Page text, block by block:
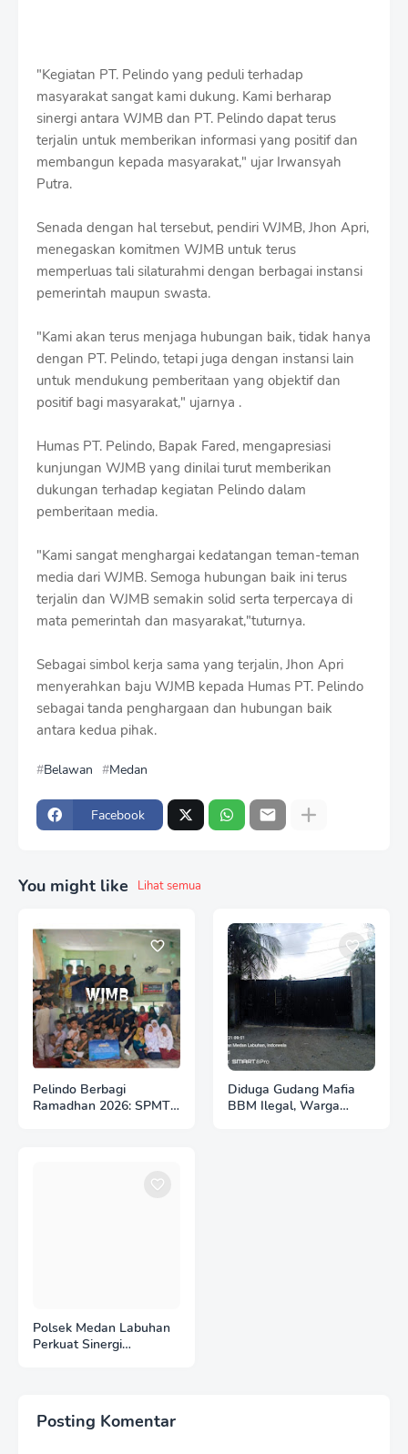
"Kegiatan PT. Pelindo yang peduli terhadap
masyarakat sangat kami dukung. Kami berharap
sinergi antara WJMB dan PT. Pelindo dapat terus
terjalin untuk memberikan informasi yang positif dan
membangun kepada masyarakat," ujar Irwansyah
Putra.
Senada dengan hal tersebut, pendiri WJMB, Jhon Apri,
menegaskan komitmen WJMB untuk terus
memperluas tali silaturahmi dengan berbagai instansi
pemerintah maupun swasta.
"Kami akan terus menjaga hubungan baik, tidak hanya
dengan PT. Pelindo, tetapi juga dengan instansi lain
untuk mendukung pemberitaan yang objektif dan
positif bagi masyarakat," ujarnya .
Humas PT. Pelindo, Bapak Fared, mengapresiasi
kunjungan WJMB yang dinilai turut memberikan
dukungan terhadap kegiatan Pelindo dalam
pemberitaan media.
"Kami sangat menghargai kedatangan teman-teman
media dari WJMB. Semoga hubungan baik ini terus
terjalin dan WJMB semakin solid serta terpercaya di
mata pemerintah dan masyarakat,"tuturnya.
Sebagai simbol kerja sama yang terjalin, Jhon Apri
menyerahkan baju WJMB kepada Humas PT. Pelindo
sebagai tanda penghargaan dan hubungan baik
antara kedua pihak.
Belawan Medan
Facebook
You might like Lihat semua
Pelindo Berbagi
Ramadhan 2026: SPMT
Diduga Gudang Mafia
BBM Ilegal, Warga
Polsek Medan Labuhan
Perkuat Sinergi
Posting Komentar